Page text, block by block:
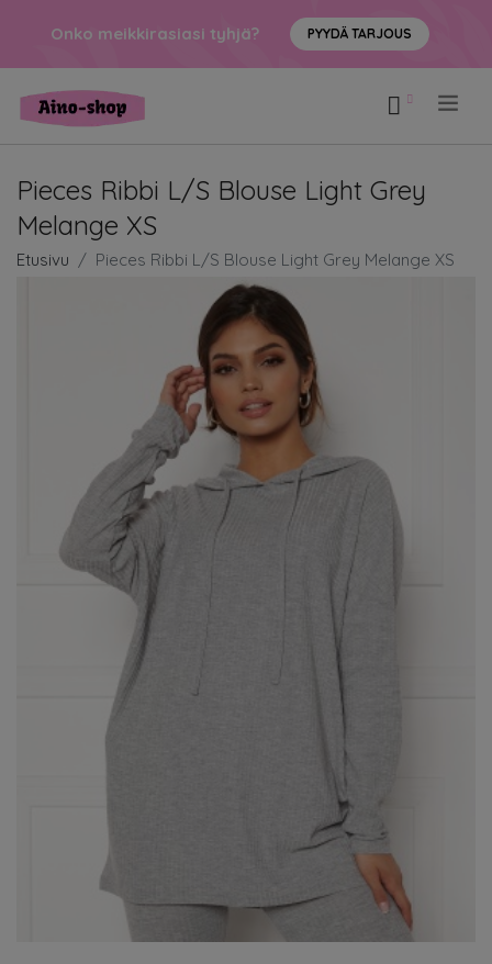
Onko meikkirasiasi tyhjä? PYYDÄ TARJOUS
Pieces Ribbi L/S Blouse Light Grey
Melange XS
Etusivu Pieces Ribbi L/S Blouse Light Grey Melange XS